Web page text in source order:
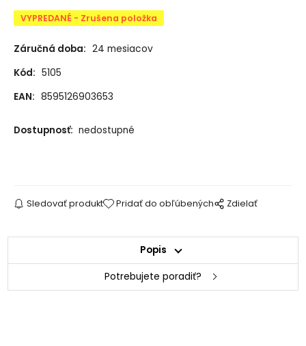
VYPREDANÉ - Zrušena položka
Záručná doba: 24 mesiacov
Kód: 5105
EAN: 8595126903653
Dostupnosť: nedostupné
Sledovať produkt Pridať do obľúbených Zdielať
Popis
Potrebujete poradiť?